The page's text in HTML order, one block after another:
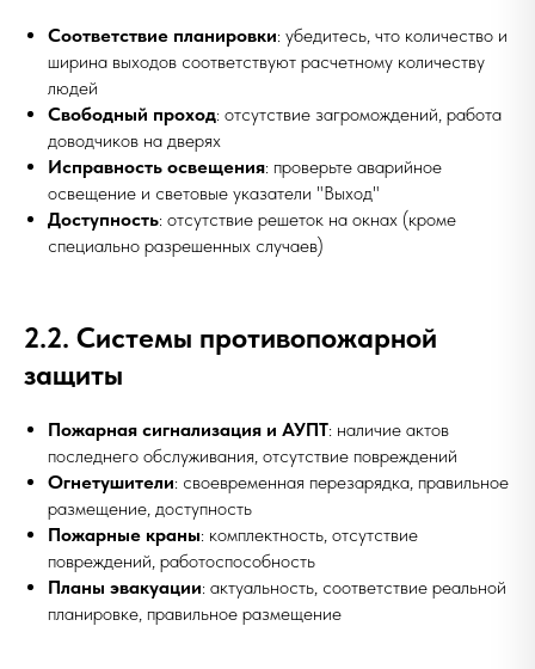
Соответствие планировки: убедитесь, что количество и
ширина выходов соответствуют расчетному количеству
людей
Свободный проход: отсутствие загромождений, работа
доводчиков на дверях
Исправность освещения: проверьте аварийное
освещение и световые указатели "Выход"
Доступность: отсутствие решеток на окнах (кроме
специально разрешенных случаев)
2.2. Системы противопожарной
защиты
Пожарная сигнализация и АУПТ: наличие актов
последнего обслуживания, отсутствие повреждений
Огнетушители: своевременная перезарядка, правильное
размещение, доступность
Пожарные краны: комплектность, отсутствие
повреждений, работоспособность
Планы эвакуации: актуальность, соответствие реальной
планировке, правильное размещение